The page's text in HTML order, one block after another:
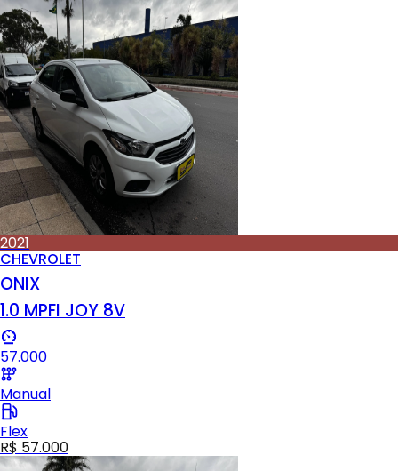
2021
CHEVROLET
ONIX
1.0 MPFI JOY 8V
57.000
Manual
Flex
R$ 57.000